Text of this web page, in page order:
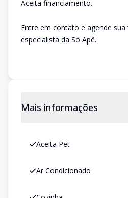
Aceita financiamento.
Entre em contato e agende
especialista da Só Apê.
Mais informações
Aceita Pet
Ar Condicionado